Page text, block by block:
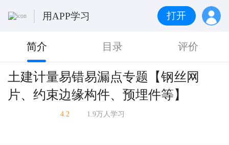
用APP学习 打开
简介 目录 评价
土建计量易错易漏点专题【钢丝网
片、约束边缘构件、预埋件等】
4.2 1.9万人学习